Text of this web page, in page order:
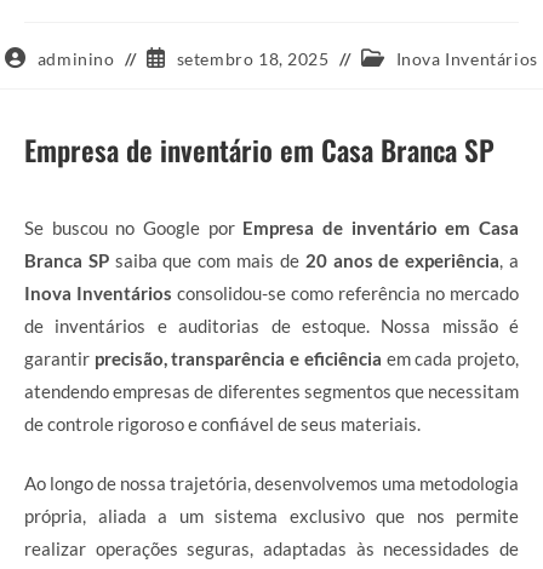
Autoradminino
Postsetembro 18, 2025
Categoria
Inova Inventários
Empresa de inventário em Casa Branca SP
Se buscou no Google por Empresa de inventário em Casa
Branca SPsaiba que com mais de 20 anos de experiência , a
Inova Inventários consolidou-se como referência no mercado
de inventários e auditorias de estoque. Nossa missão é
garantir precisão, transparência e eficiência em cada projeto,
atendendo empresas de diferentes segmentos que necessitam
de controle rigoroso e confiável de seus materiais.
Ao longo de nossa trajetória, desenvolvemos uma metodologia
própria, aliada a um sistema exclusivo que nos permite
realizar operações seguras, adaptadas às necessidades de